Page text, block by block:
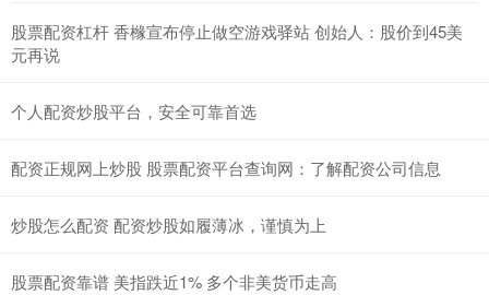
股票配资杠杆 香橼宣布停止做空游戏驿站 创始人：股价到45美
元再说
个人配资炒股平台，安全可靠首选
配资正规网上炒股 股票配资平台查询网：了解配资公司信息
炒股怎么配资 配资炒股如履薄冰，谨慎为上
股票配资靠谱 美指跌近1% 多个非美货币走高